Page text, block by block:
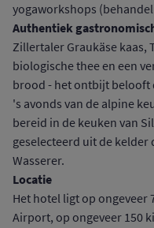
yogaworkshops
Authentiek
Zillertaler Graukäse kaas,
biologische thee en een
brood - het ontbijt belooft
's avonds van de alpine
bereid in de keuken van
geselecteerd uit de
Wasserer.
Locatie
Het hotel ligt op ongeveer
Airport, op ongeveer 150